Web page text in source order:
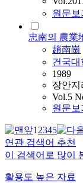
원문보
忠南의 農業
趙南崗
건국대
1989
장안지
Vol.5
원문보
12345
연관 검색어 추천
이 검색어로 많이
활용도 높은 자료